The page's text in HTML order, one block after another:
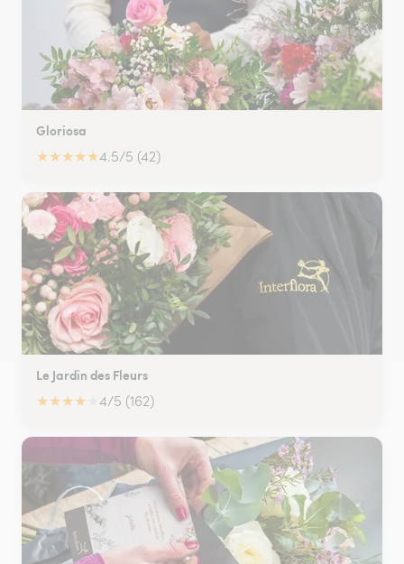
Gloriosa
★★★★★4.5/5 (42)
Le Jardin des Fleurs
★★★★ 4/5 (162)